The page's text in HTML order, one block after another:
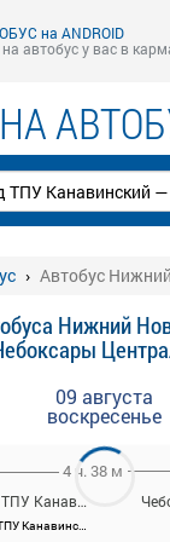
на ANDROID
автобус у вас в
НА
Автобус
Нижний
09 августа
воскресенье
Нижний Новгород ТПУ Канавинский
Нижний Новгород АВ ТПУ Канавинский
4 ч. 38 м